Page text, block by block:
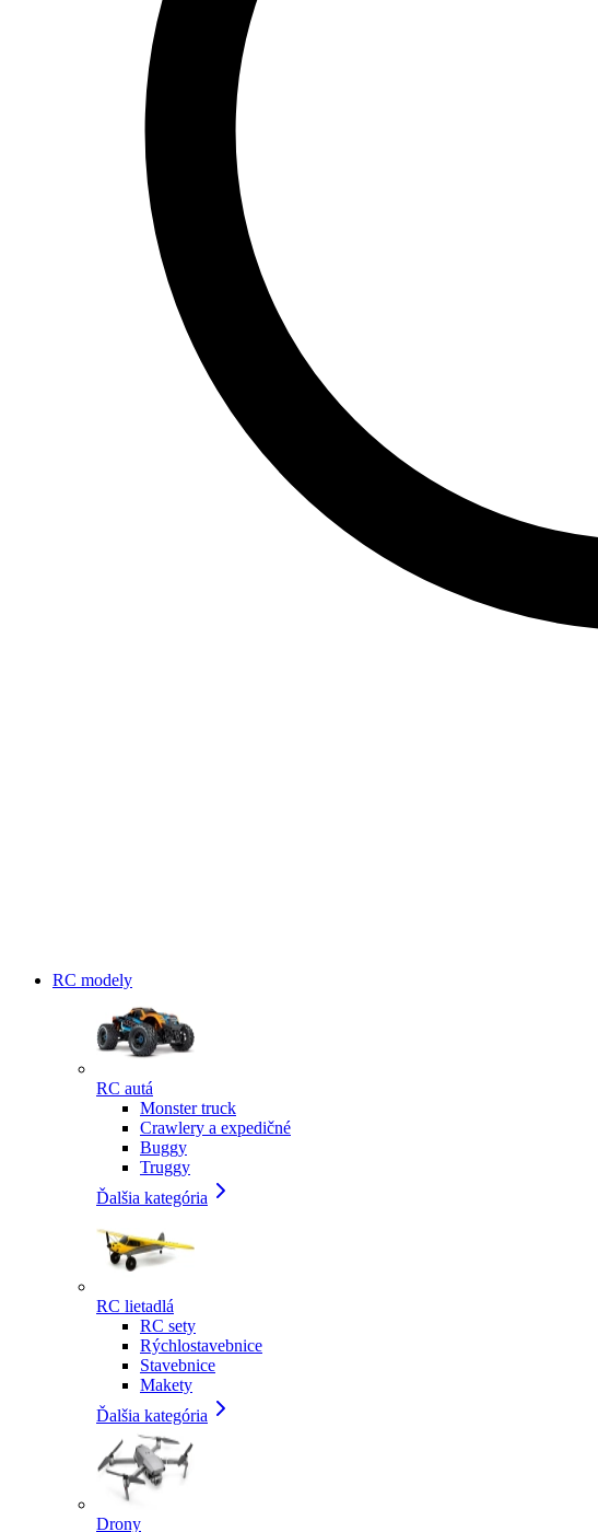
RC modely
RC autá
Monster truck
Crawlery a expedičné
Buggy
Truggy
Ďalšia kategória
RC lietadlá
RC sety
Rýchlostavebnice
Stavebnice
Makety
Ďalšia kategória
Drony